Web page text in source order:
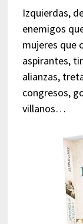
Izquierdas,
enemigos
mujeres que
aspirantes,
alianzas,
congresos,
villanos…